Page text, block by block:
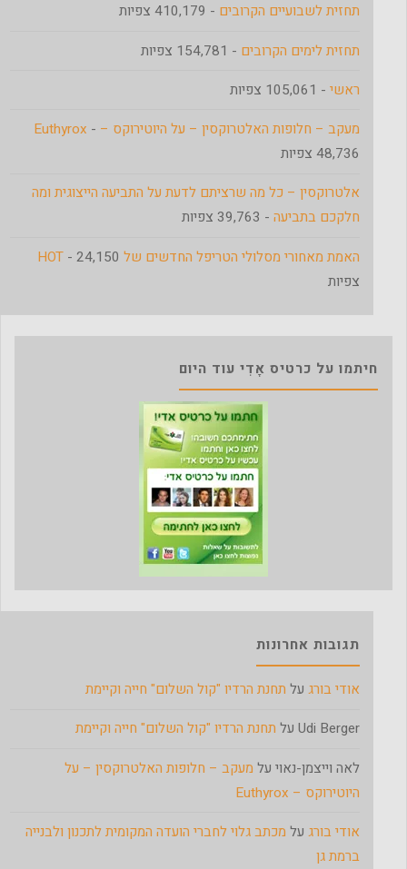
תחזית לשבועיים הקרובים - 410,179 צפיות
תחזית לימים הקרובים - 154,781 צפיות
ראשי - 105,061 צפיות
מעקב – חלופות האלטרוקסין – על היוטירוקס – Euthyrox -
48,736 צפיות
אלטרוקסין – כל מה שרציתם לדעת על התביעה הייצוגית ומה
חלקכם בתביעה - 39,763 צפיות
האמת מאחורי מסלולי הטריפל החדשים של HOT - 24,150
צפיות
חיתמו על כרטיס אָדִי עוד היום
תגובות אחרונות
אודי בורג על תחנת הרדיו "קול השלום" חייה וקיימת
Udi Berger על תחנת הרדיו "קול השלום" חייה וקיימת
לאה וייצמן-נאוי על מעקב – חלופות האלטרוקסין – על
היוטירוקס – Euthyrox
אודי בורג על מכתב גלוי לחברי הועדה המקומית לתכנון ולבנייה
ברמת גן